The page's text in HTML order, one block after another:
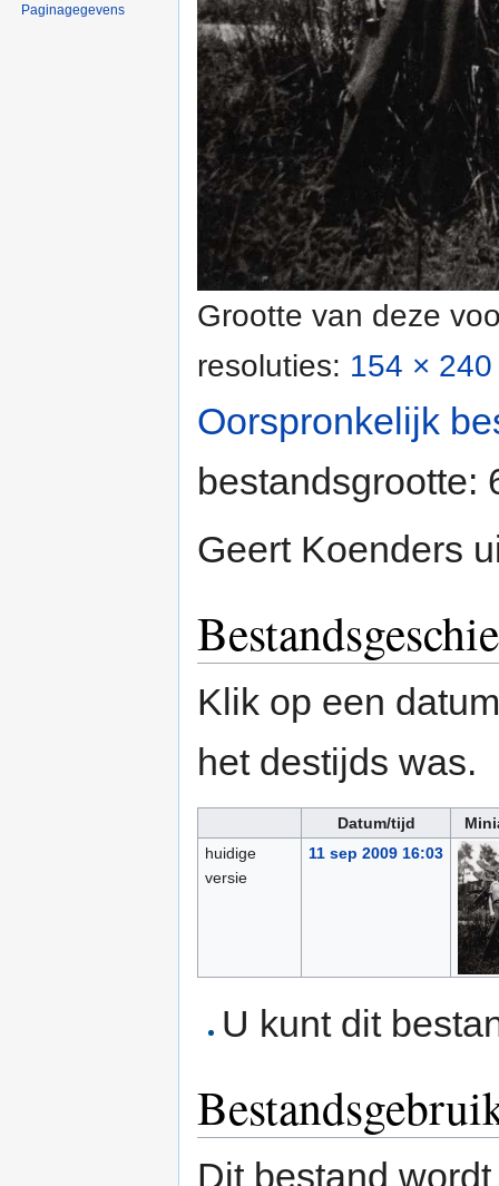
Grootte van deze
resoluties: 154 ×
Oorspronkelijk
bestandsgrootte:
Geert Koenders
Klik op een
het destijds was.
Datum/tijd
huidige
versie
11 sep 2009 16:03
U kunt dit
Dit bestand
Paginagegevens